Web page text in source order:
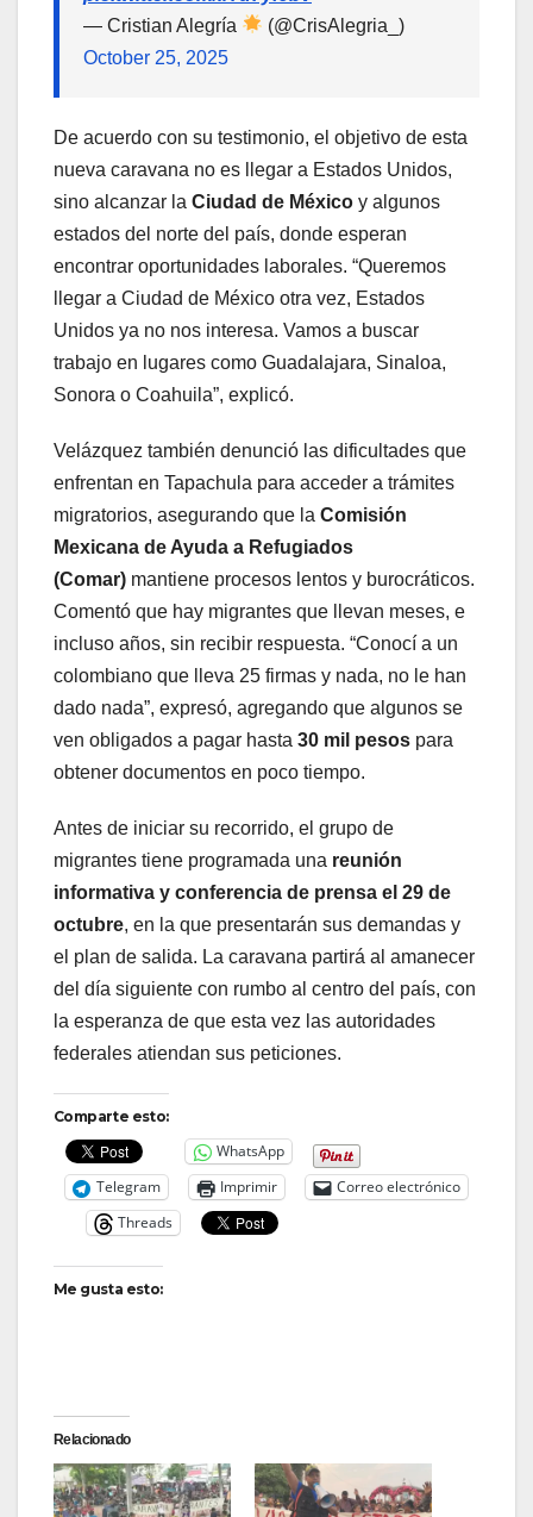
— Cristian Alegría
(@CrisAlegria_)
October 25, 2025
De acuerdo con su testimonio, el objetivo de esta
nueva caravana no es llegar a Estados Unidos,
sino alcanzar la Ciudad de México y algunos
estados del norte del país, donde esperan
encontrar oportunidades laborales. “Queremos
llegar a Ciudad de México otra vez, Estados
Unidos ya no nos interesa. Vamos a buscar
trabajo en lugares como Guadalajara, Sinaloa,
Sonora o Coahuila”, explicó.
Velázquez también denunció las dificultades que
enfrentan en Tapachula para acceder a trámites
migratorios, asegurando que la Comisión
Mexicana de Ayuda a Refugiados
(Comar) mantiene procesos lentos y burocráticos.
Comentó que hay migrantes que llevan meses, e
incluso años, sin recibir respuesta. “Conocí a un
colombiano que lleva 25 firmas y nada, no le han
dado nada”, expresó, agregando que algunos se
ven obligados a pagar hasta 30 mil pesos para
obtener documentos en poco tiempo.
Antes de iniciar su recorrido, el grupo de
migrantes tiene programada una reunión
informativa y conferencia de prensa el 29 de
octubre, en la que presentarán sus demandas y
el plan de salida. La caravana partirá al amanecer
del día siguiente con rumbo al centro del país, con
la esperanza de que esta vez las autoridades
federales atiendan sus peticiones.
Comparte esto:
WhatsApp
Telegram
Imprimir
Correo electrónico
Threads
Me gusta esto:
Relacionado